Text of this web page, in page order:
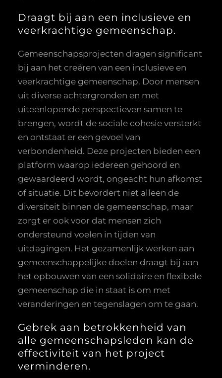
Draagt bij aan een inclusieve en
veerkrachtige gemeenschap.
Gemeenschapsprojecten dragen significant
bij aan het creëren van een inclusieve en
veerkrachtige gemeenschap. Door mensen
uit diverse achtergronden en met
uiteenlopende perspectieven samen te
brengen, wordt de sociale cohesie versterkt
en ontstaat er een gevoel van
verbondenheid. Deze projecten bieden een
platform waarop iedereen gehoord en
gewaardeerd wordt, ongeacht hun afkomst
of situatie. Dit bevordert niet alleen de
diversiteit binnen de gemeenschap, maar
zorgt er ook voor dat mensen zich
ondersteund voelen in tijden van
uitdagingen. Het gezamenlijk werken aan
gemeenschappelijke doelen draagt bij aan
het opbouwen van een solidaire en flexibele
gemeenschap die in staat is om met
veranderingen en tegenslagen om te gaan.
Gebrek aan betrokkenheid van
alle gemeenschapsleden kan de
effectiviteit van het project
verminderen.